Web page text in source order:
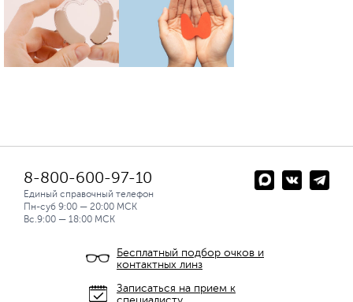
8-800-600-97-10
Единый справочный телефон
Пн-суб 9:00 — 20:00 МСК
Вс.9:00 — 18:00 МСК
Бесплатный подбор очков и
контактных линз
Записаться на прием к